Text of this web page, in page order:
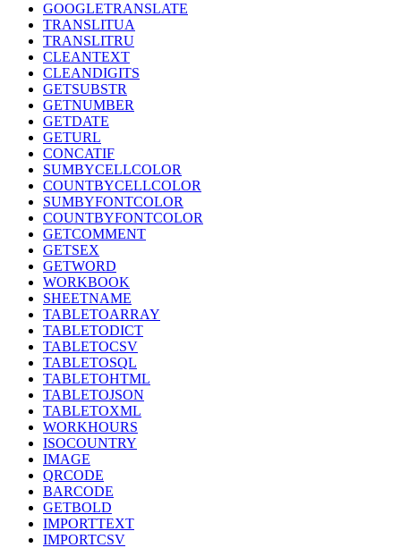
GOOGLETRANSLATE
TRANSLITUA
TRANSLITRU
CLEANTEXT
CLEANDIGITS
GETSUBSTR
GETNUMBER
GETDATE
GETURL
CONCATIF
SUMBYCELLCOLOR
COUNTBYCELLCOLOR
SUMBYFONTCOLOR
COUNTBYFONTCOLOR
GETCOMMENT
GETSEX
GETWORD
WORKBOOK
SHEETNAME
TABLETOARRAY
TABLETODICT
TABLETOCSV
TABLETOSQL
TABLETOHTML
TABLETOJSON
TABLETOXML
WORKHOURS
ISOCOUNTRY
IMAGE
QRCODE
BARCODE
GETBOLD
IMPORTTEXT
IMPORTCSV